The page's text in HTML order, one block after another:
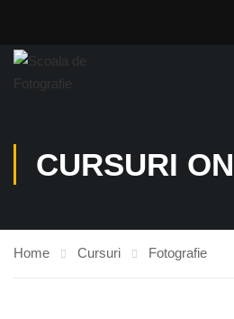
CURSURI
Home Cursuri Fotografie